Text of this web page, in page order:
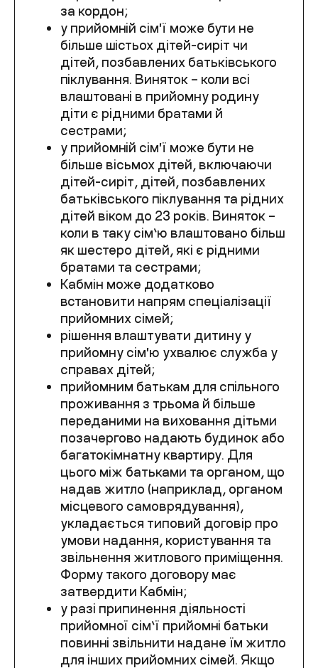
за кордон;
у прийомній сімʼї може бути не
більше шістьох дітей-сиріт чи
дітей, позбавлених батьківського
піклування. Виняток – коли всі
влаштовані в прийомну родину
діти є рідними братами й
сестрами;
у прийомній сімʼї може бути не
більше вісьмох дітей, включаючи
дітей-сиріт, дітей, позбавлених
батьківського піклування та рідних
дітей віком до 23 років. Виняток –
коли в таку сім’ю влаштовано більш
як шестеро дітей, які є рідними
братами та сестрами;
Кабмін може додатково
встановити напрям спеціалізації
прийомних сімей;
рішення влаштувати дитину у
прийомну сімʼю ухвалює служба у
справах дітей;
прийомним батькам для спільного
проживання з трьома й більше
переданими на виховання дітьми
позачергово надають будинок або
багатокімнатну квартиру. Для
цього між батьками та органом, що
надав житло (наприклад, органом
місцевого самоврядування),
укладається типовий договір про
умови надання, користування та
звільнення житлового приміщення.
Форму такого договору має
затвердити Кабмін;
у разі припинення діяльності
прийомної сім’ї прийомні батьки
повинні звільнити надане їм житло
для інших прийомних сімей. Якщо